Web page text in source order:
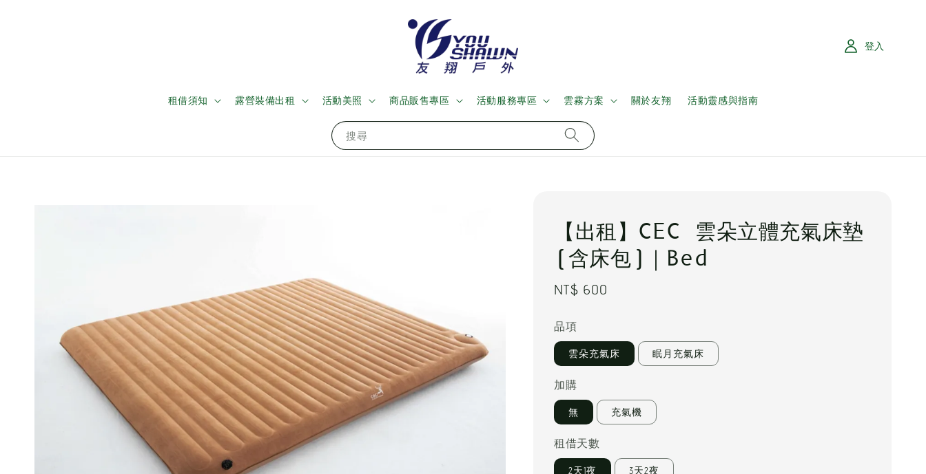
搜尋
租借須知 露營裝備出租 活動美照 商品販售專區 活動服務專區 雲霧方案 關於友翔 活動靈感與指南
登入
【出租】CEC 雲朵立體充氣床墊
(含床包)｜Bed
Regular
NT$ 600
品項
雲朵充氣床 眠月充氣床
加購
無 充氣機
租借天數
2天1夜 3天2夜